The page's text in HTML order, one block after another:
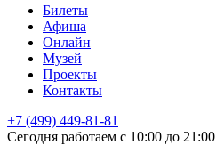
Билеты
Афиша
Онлайн
Музей
Проекты
Контакты
+7 (499) 449-81-81
Сегодня работаем с 10:00 до 21:00